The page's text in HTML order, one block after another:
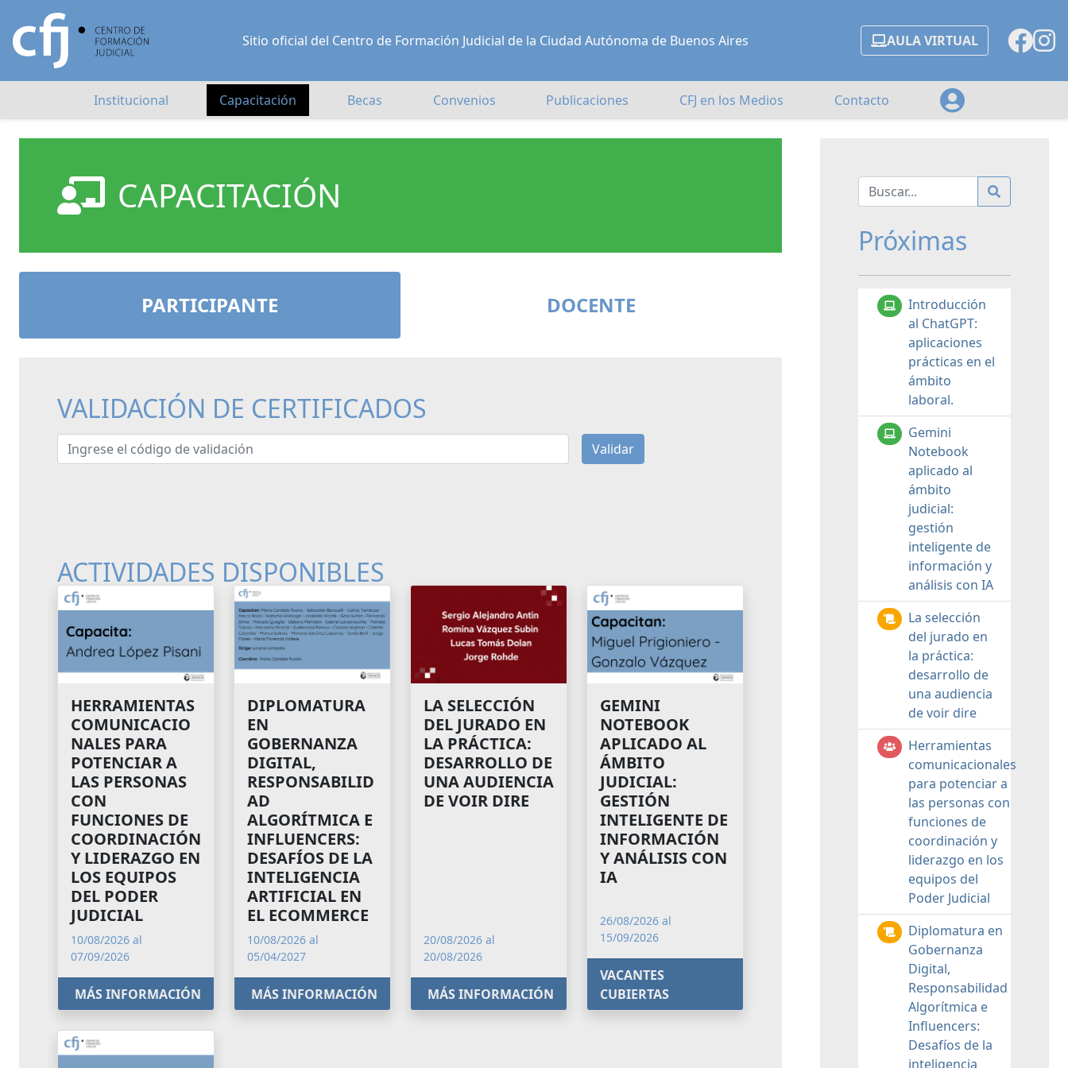
Sitio oficial del Centro de Formación Judicial de la Ciudad Autónoma de Buenos Aires AULA VIRTUAL
Institucional Capacitación Becas Convenios Publicaciones CFJ en los Medios Contacto
CAPACITACIÓN
PARTICIPANTE DOCENTE
VALIDACIÓN DE CERTIFICADOS
Ingrese el código de validación Validar
ACTIVIDADES DISPONIBLES
HERRAMIENTAS
COMUNICACIO
NALES PARA
POTENCIAR A
LAS PERSONAS
CON
FUNCIONES DE
COORDINACIÓN
Y LIDERAZGO EN
LOS EQUIPOS
DEL PODER
JUDICIAL
10/08/2026 al
07/09/2026
MÁS INFORMACIÓN
DIPLOMATURA
EN
GOBERNANZA
DIGITAL,
RESPONSABILID
AD
ALGORÍTMICA E
INFLUENCERS:
DESAFÍOS DE LA
INTELIGENCIA
ARTIFICIAL EN
EL ECOMMERCE
10/08/2026 al
05/04/2027
MÁS INFORMACIÓN
LA SELECCIÓN
DEL JURADO EN
LA PRÁCTICA:
DESARROLLO DE
UNA AUDIENCIA
DE VOIR DIRE
20/08/2026 al
20/08/2026
MÁS INFORMACIÓN
GEMINI
NOTEBOOK
APLICADO AL
ÁMBITO
JUDICIAL:
GESTIÓN
INTELIGENTE DE
INFORMACIÓN
Y ANÁLISIS CON
IA
26/08/2026 al
15/09/2026
VACANTES
CUBIERTAS
Próximas
Introducción
al ChatGPT:
aplicaciones
prácticas en el
ámbito
laboral.
Gemini
Notebook
aplicado al
ámbito
judicial:
gestión
inteligente de
información y
análisis con IA
La selección
del jurado en
la práctica:
desarrollo de
una audiencia
de voir dire
Herramientas
comunicacionales
para potenciar a
las personas con
funciones de
coordinación y
liderazgo en los
equipos del
Poder Judicial
Diplomatura en
Gobernanza
Digital,
Responsabilidad
Algorítmica e
Influencers:
Desafíos de la
inteligencia